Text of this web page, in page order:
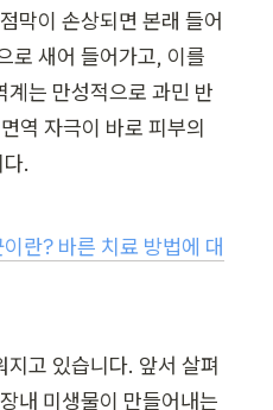
막이 손상되면 본래 들어
로 새어 들어가고, 이를
계는 만성적으로 과민 반
역 자극이 바로 피부의
.
란? 바른 치료 방법에 대
고 있습니다. 앞서 살펴
내 미생물이 만들어내는